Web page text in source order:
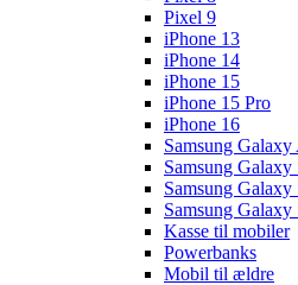
Pixel 9
iPhone 13
iPhone 14
iPhone 15
iPhone 15 Pro
iPhone 16
Samsung Galaxy
Samsung Galaxy
Samsung Galaxy
Samsung Galaxy
Kasse til mobiler
Powerbanks
Mobil til ældre